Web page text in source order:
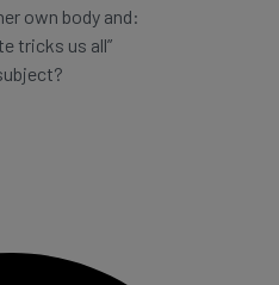
own body and:
tricks us all”